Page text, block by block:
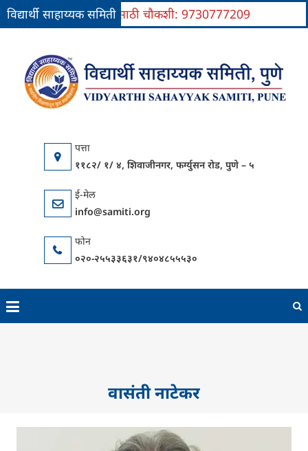
विद्यार्थी साहाय्यक समितीप्रवेशासाठी चौकशी: 9730777209
content
११८२/ १/ ४, शिवाजीनगर, फर्ग्युसन रोड, पुणे – ५
info@samiti.org
०२०-२५५३३६३१/९४०४८५५५३०
वासंती नाटेकर